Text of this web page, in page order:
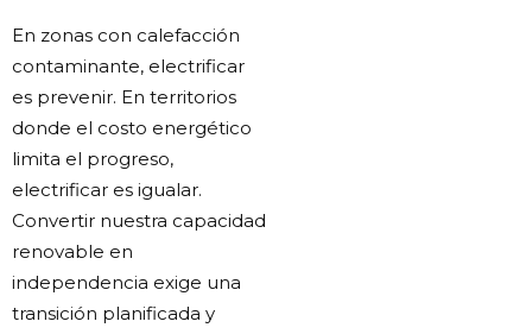
En zonas con calefacción
contaminante, electrificar
es prevenir. En territorios
donde el costo energético
limita el progreso,
electrificar es igualar.
Convertir nuestra capacidad
renovable en
independencia exige una
transición planificada y